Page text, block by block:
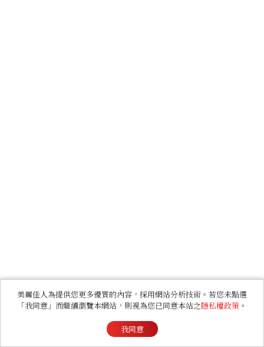
美麗佳人為提供您更多優質的內容，採用網站分析技術。若您未點選
「我同意」而繼續瀏覽本網站，則視為您已同意本站之隱私權政策 。
我同意